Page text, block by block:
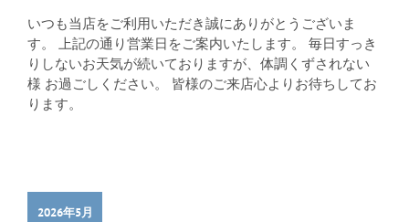
いつも当店をご利用いただき誠にありがとうございま
す。 上記の通り営業日をご案内いたします。 毎日すっき
りしないお天気が続いておりますが、体調くずされない
様 お過ごしください。 皆様のご来店心よりお待ちしてお
ります。
2026年5月